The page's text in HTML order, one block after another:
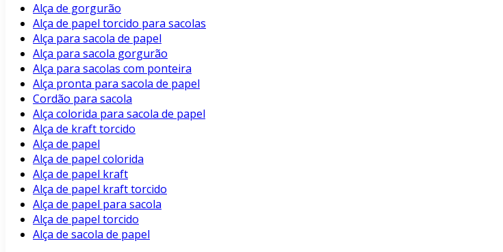
Alça de gorgurão
Alça de papel torcido para sacolas
Alça para sacola de papel
Alça para sacola gorgurão
Alça para sacolas com ponteira
Alça pronta para sacola de papel
Cordão para sacola
Alça colorida para sacola de papel
Alça de kraft torcido
Alça de papel
Alça de papel colorida
Alça de papel kraft
Alça de papel kraft torcido
Alça de papel para sacola
Alça de papel torcido
Alça de sacola de papel